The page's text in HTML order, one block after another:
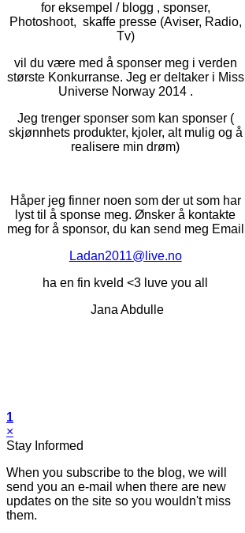
for eksempel / blogg , sponser,
Photoshoot, skaffe presse (Aviser, Radio,
Tv)
vil du være med å sponser meg i verden
største Konkurranse. Jeg er deltaker i Miss
Universe Norway 2014 .
Jeg trenger sponser som kan sponser (
skjønnhets produkter, kjoler, alt mulig og å
realisere min drøm)
Håper jeg finner noen som der ut som har
lyst til å sponse meg. Ønsker å kontakte
meg for å sponsor, du kan send meg Email
Ladan2011@live.no
ha en fin kveld <3 luve you all
Jana Abdulle
1
×
Stay Informed
When you subscribe to the blog, we will
send you an e-mail when there are new
updates on the site so you wouldn't miss
them.